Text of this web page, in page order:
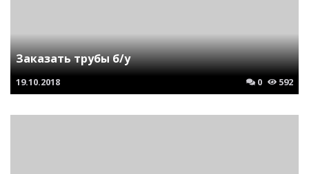
Заказать трубы б/у
19.10.2018 0 592